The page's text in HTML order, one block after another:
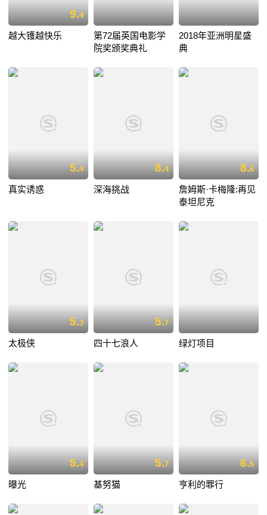
9.4
越大镬越快乐
第72届英国电影学
院奖颁奖典礼
2018年亚洲明星盛
典
5.4
真实诱惑
8.4
深海挑战
8.6
詹姆斯·卡梅隆:再见
泰坦尼克
5.3
太极侠
5.7
四十七浪人 绿灯项目
5.4
曝光
5.7
基努猫
6.6
亨利的罪行